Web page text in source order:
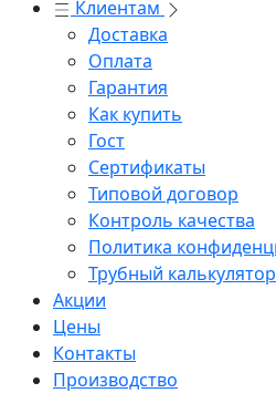
Клиентам
Доставка
Оплата
Гарантия
Как купить
Гост
Сертификаты
Типовой договор
Контроль качества
Политика
Трубный калькулятор
Акции
Цены
Контакты
Производство